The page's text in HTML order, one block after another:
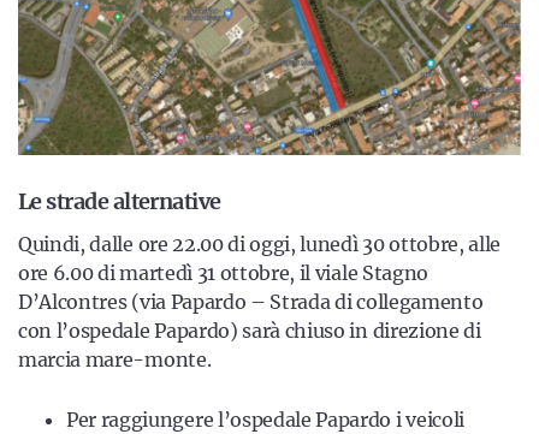
Le strade alternative
Quindi,dalle ore 22.00 di oggi, lunedì 30 ottobre, alle
ore 6.00 di martedì 31 ottobre, il viale Stagno
D’Alcontres (via Papardo – Strada di collegamento
con l’ospedale Papardo) sarà chiuso in direzione di
marcia mare-monte.
Per raggiungere l’ospedale Papardo i veicoli